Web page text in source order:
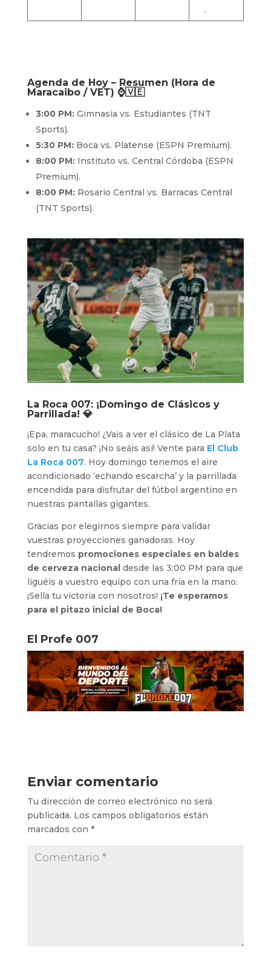
.
Agenda de Hoy – Resumen (Hora de
Maracaibo / VET) ⌚🇻🇪
3:00 PM:Gimnasia vs. Estudiantes (TNT
Sports).
5:30 PM:Boca vs. Platense (ESPN Premium).
8:00 PM:Instituto vs. Central Córdoba (ESPN
Premium).
8:00 PM:Rosario Central vs. Barracas Central
(TNT Sports).
La Roca 007: ¡Domingo de Clásicos y
Parrillada! 💎
¡Epa, maracucho! ¿Vais a ver el clásico de La Plata
solo en tu casa? ¡No seáis así! Vente para El Club
La Roca 007. Hoy domingo tenemos el aire
acondicionado ‘echando escarcha’ y la parrillada
encendida para disfrutar del fútbol argentino en
nuestras pantallas gigantes.
Gracias por elegirnos siempre para validar
vuestras proyecciones ganadoras. Hoy
tendremos promociones especiales en baldes
de cerveza nacionaldesde las 3:00 PM para que
liguéis a vuestro equipo con una fría en la mano.
¡Sella tu victoria con nosotros! ¡Te esperamos
para el pitazo inicial de Boca!
El Profe 007
Enviar comentario
Tu dirección de correo electrónico no será
publicada. Los campos obligatorios están
marcados con *